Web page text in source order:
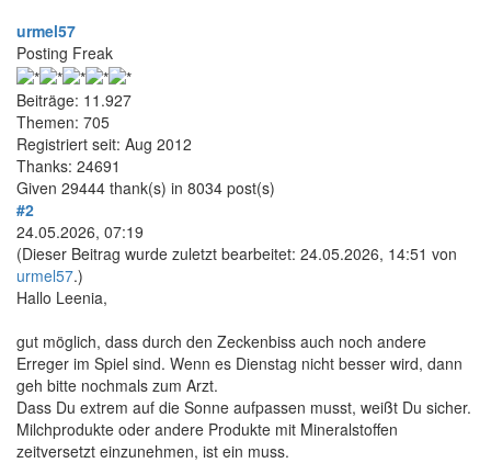
urmel57
Posting Freak
Beiträge: 11.927
Themen: 705
Registriert seit: Aug 2012
Thanks: 24691
Given 29444 thank(s) in 8034 post(s)
#2
24.05.2026, 07:19
(Dieser Beitrag wurde zuletzt bearbeitet: 24.05.2026, 14:51 von
urmel57.)
Hallo Leenia,
gut möglich, dass durch den Zeckenbiss auch noch andere
Erreger im Spiel sind. Wenn es Dienstag nicht besser wird, dann
geh bitte nochmals zum Arzt.
Dass Du extrem auf die Sonne aufpassen musst, weißt Du sicher.
Milchprodukte oder andere Produkte mit Mineralstoffen
zeitversetzt einzunehmen, ist ein muss.